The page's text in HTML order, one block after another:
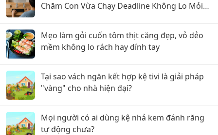
Chăm Con Vừa Chạy Deadline Không Lo Mỏi
Mẹo làm gỏi cuốn tôm thịt căng đẹp, vỏ dẻo
mềm không lo rách hay dính tay
Tại sao vách ngăn kết hợp kệ tivi là giải pháp
"vàng" cho nhà hiện đại?
Mọi người có ai dùng kệ nhả kem đánh răng
tự động chưa?